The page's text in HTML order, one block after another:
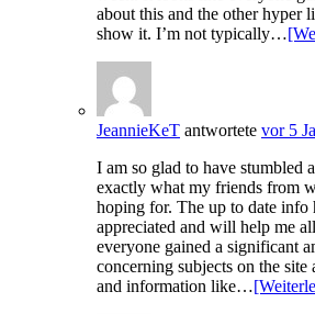
about this and the other hyper
show it. I’m not typically…
JeannieKeT antwortete vor 5
I am so glad to have stumbled
exactly what my friends from
hoping for. The up to date info
appreciated and will help me
everyone gained a significant
concerning subjects on the
and information like…